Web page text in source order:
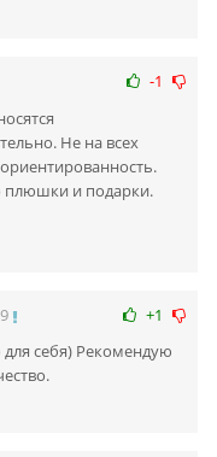
-1
Не на всех
плюшки и подарки.
+1
себя) Рекомендую